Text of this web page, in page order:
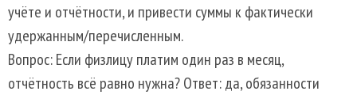
учёте и отчётности, и привести суммы к фактически
удержанным/перечисленным.
Вопрос: Если физлицу платим один раз в месяц,
отчётность всё равно нужна? Ответ: да, обязанности